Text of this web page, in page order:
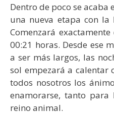
Dentro de poco se acaba
una nueva etapa con
Comenzará
00:21 horas. Desde ese
a ser más largos, las
sol empezará a calentar
todos nosotros los
enamorarse, tanto para
reino animal.